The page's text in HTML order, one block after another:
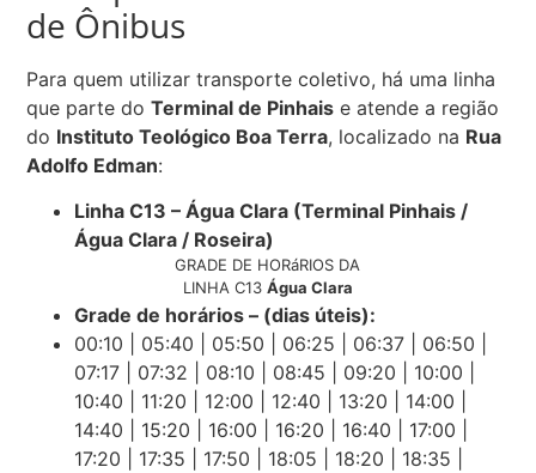
de Ônibus
Para quem utilizar transporte coletivo, há uma linha
que parte doTerminal de Pinhais e atende a região
do Instituto Teológico Boa Terra, localizado na Rua
Adolfo Edman:
Linha C13 – Água Clara (Terminal Pinhais /
Água Clara / Roseira)
GRADE DE HORáRIOS DA
LINHA C13 Água Clara
Grade de horários – (dias úteis):
00:10 | 05:40 | 05:50 | 06:25 | 06:37 | 06:50 |
07:17 | 07:32 | 08:10 | 08:45 | 09:20 | 10:00 |
10:40 | 11:20 | 12:00 | 12:40 | 13:20 | 14:00 |
14:40 | 15:20 | 16:00 | 16:20 | 16:40 | 17:00 |
17:20 | 17:35 | 17:50 | 18:05 | 18:20 | 18:35 |